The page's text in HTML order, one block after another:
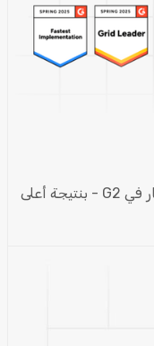
فخورون بالاعتراف بنا كقائد لإدارة الأفكار في G2 - بنتيجة أعلى